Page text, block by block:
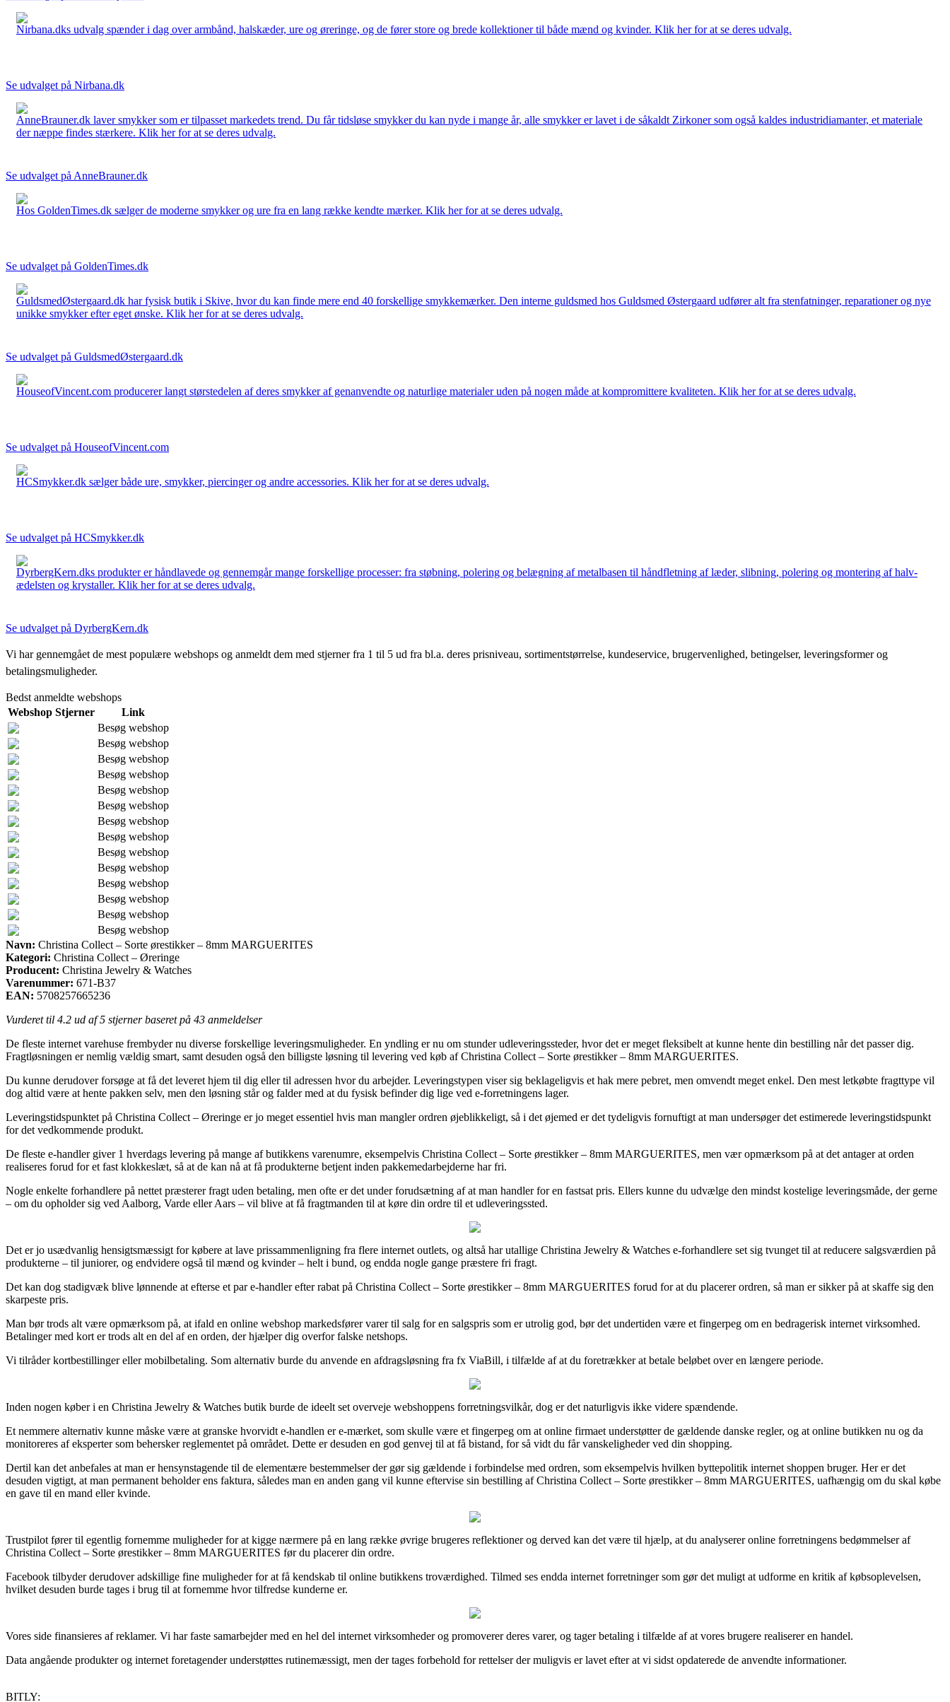
Nirbana.dks udvalg spænder i dag over armbånd, halskæder, ure og øreringe, og de fører store og brede kollektioner til både mænd og kvinder. Klik her for at se deres udvalg.
Se udvalget på Nirbana.dk
AnneBrauner.dk laver smykker som er tilpasset markedets trend. Du får tidsløse smykker du kan nyde i mange år, alle smykker er lavet i de såkaldt Zirkoner som også kaldes industridiamanter, et materiale
der næppe findes stærkere. Klik her for at se deres udvalg.
Se udvalget på AnneBrauner.dk
Hos GoldenTimes.dk sælger de moderne smykker og ure fra en lang række kendte mærker. Klik her for at se deres udvalg.
Se udvalget på GoldenTimes.dk
GuldsmedØstergaard.dk har fysisk butik i Skive, hvor du kan finde mere end 40 forskellige smykkemærker. Den interne guldsmed hos Guldsmed Østergaard udfører alt fra stenfatninger, reparationer og nye
unikke smykker efter eget ønske. Klik her for at se deres udvalg.
Se udvalget på GuldsmedØstergaard.dk
HouseofVincent.com producerer langt størstedelen af deres smykker af genanvendte og naturlige materialer uden på nogen måde at kompromittere kvaliteten. Klik her for at se deres udvalg.
Se udvalget på HouseofVincent.com
HCSmykker.dk sælger både ure, smykker, piercinger og andre accessories. Klik her for at se deres udvalg.
Se udvalget på HCSmykker.dk
DyrbergKern.dks produkter er håndlavede og gennemgår mange forskellige processer: fra støbning, polering og belægning af metalbasen til håndfletning af læder, slibning, polering og montering af halv-
ædelsten og krystaller. Klik her for at se deres udvalg.
Se udvalget på DyrbergKern.dk
Vi har gennemgået de mest populære webshops og anmeldt dem med stjerner fra 1 til 5 ud fra bl.a. deres prisniveau, sortimentstørrelse, kundeservice, brugervenlighed, betingelser, leveringsformer og
betalingsmuligheder.
Bedst anmeldte webshops
Webshop Stjerner
Link
Besøg webshop
Besøg webshop
Besøg webshop
Besøg webshop
Besøg webshop
Besøg webshop
Besøg webshop
Besøg webshop
Besøg webshop
Besøg webshop
Besøg webshop
Besøg webshop
Besøg webshop
Besøg webshop
Navn: Christina Collect – Sorte ørestikker – 8mm MARGUERITES
Kategori: Christina Collect – Øreringe
Producent: Christina Jewelry & Watches
Varenummer: 671-B37
EAN: 5708257665236
Vurderet til 4.2 ud af 5 stjerner baseret på 43 anmeldelser
De fleste internet varehuse frembyder nu diverse forskellige leveringsmuligheder. En yndling er nu om stunder udleveringssteder, hvor det er meget fleksibelt at kunne hente din bestilling når det passer dig.
Fragtløsningen er nemlig vældig smart, samt desuden også den billigste løsning til levering ved køb af Christina Collect – Sorte ørestikker – 8mm MARGUERITES.
Du kunne derudover forsøge at få det leveret hjem til dig eller til adressen hvor du arbejder. Leveringstypen viser sig beklageligvis et hak mere pebret, men omvendt meget enkel. Den mest letkøbte fragttype vil
dog altid være at hente pakken selv, men den løsning står og falder med at du fysisk befinder dig lige ved e-forretningens lager.
Leveringstidspunktet på Christina Collect – Øreringe er jo meget essentiel hvis man mangler ordren øjeblikkeligt, så i det øjemed er det tydeligvis fornuftigt at man undersøger det estimerede leveringstidspunkt
for det vedkommende produkt.
De fleste e-handler giver 1 hverdags levering på mange af butikkens varenumre, eksempelvis Christina Collect – Sorte ørestikker – 8mm MARGUERITES, men vær opmærksom på at det antager at orden
realiseres forud for et fast klokkeslæt, så at de kan nå at få produkterne betjent inden pakkemedarbejderne har fri.
Nogle enkelte forhandlere på nettet præsterer fragt uden betaling, men ofte er det under forudsætning af at man handler for en fastsat pris. Ellers kunne du udvælge den mindst kostelige leveringsmåde, der gerne
– om du opholder sig ved Aalborg, Varde eller Aars – vil blive at få fragtmanden til at køre din ordre til et udleveringssted.
Det er jo usædvanlig hensigtsmæssigt for købere at lave prissammenligning fra flere internet outlets, og altså har utallige Christina Jewelry & Watches e-forhandlere set sig tvunget til at reducere salgsværdien på
produkterne – til juniorer, og endvidere også til mænd og kvinder – helt i bund, og endda nogle gange præstere fri fragt.
Det kan dog stadigvæk blive lønnende at efterse et par e-handler efter rabat på Christina Collect – Sorte ørestikker – 8mm MARGUERITES forud for at du placerer ordren, så man er sikker på at skaffe sig den
skarpeste pris.
Man bør trods alt være opmærksom på, at ifald en online webshop markedsfører varer til salg for en salgspris som er utrolig god, bør det undertiden være et fingerpeg om en bedragerisk internet virksomhed.
Betalinger med kort er trods alt en del af en orden, der hjælper dig overfor falske netshops.
Vi tilråder kortbestillinger eller mobilbetaling. Som alternativ burde du anvende en afdragsløsning fra fx ViaBill, i tilfælde af at du foretrækker at betale beløbet over en længere periode.
Inden nogen køber i en Christina Jewelry & Watches butik burde de ideelt set overveje webshoppens forretningsvilkår, dog er det naturligvis ikke videre spændende.
Et nemmere alternativ kunne måske være at granske hvorvidt e-handlen er e-mærket, som skulle være et fingerpeg om at online firmaet understøtter de gældende danske regler, og at online butikken nu og da
monitoreres af eksperter som behersker reglementet på området. Dette er desuden en god genvej til at få bistand, for så vidt du får vanskeligheder ved din shopping.
Dertil kan det anbefales at man er hensynstagende til de elementære bestemmelser der gør sig gældende i forbindelse med ordren, som eksempelvis hvilken byttepolitik internet shoppen bruger. Her er det
desuden vigtigt, at man permanent beholder ens faktura, således man en anden gang vil kunne eftervise sin bestilling af Christina Collect – Sorte ørestikker – 8mm MARGUERITES, uafhængig om du skal købe
en gave til en mand eller kvinde.
Trustpilot fører til egentlig fornemme muligheder for at kigge nærmere på en lang række øvrige brugeres reflektioner og derved kan det være til hjælp, at du analyserer online forretningens bedømmelser af
Christina Collect – Sorte ørestikker – 8mm MARGUERITES før du placerer din ordre.
Facebook tilbyder derudover adskillige fine muligheder for at få kendskab til online butikkens troværdighed. Tilmed ses endda internet forretninger som gør det muligt at udforme en kritik af købsoplevelsen,
hvilket desuden burde tages i brug til at fornemme hvor tilfredse kunderne er.
Vores side finansieres af reklamer. Vi har faste samarbejder med en hel del internet virksomheder og promoverer deres varer, og tager betaling i tilfælde af at vores brugere realiserer en handel.
Data angående produkter og internet foretagender understøttes rutinemæssigt, men der tages forbehold for rettelser der muligvis er lavet efter at vi sidst opdaterede de anvendte informationer.
BITLY: